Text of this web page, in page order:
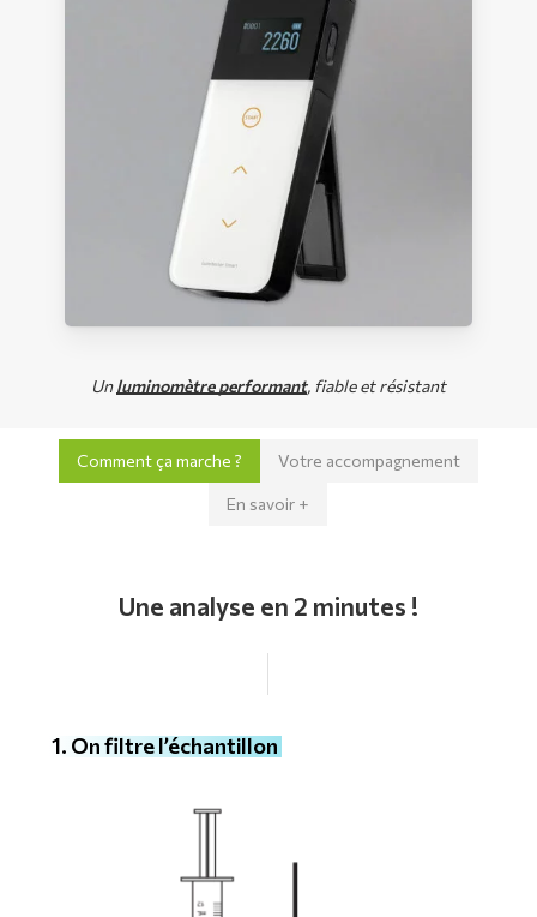
Unluminomètre performant, fiable et résistant
Comment ça marche ? Votre accompagnement
En savoir +
Une analyse en 2 minutes !
1. On filtre l’échantillon